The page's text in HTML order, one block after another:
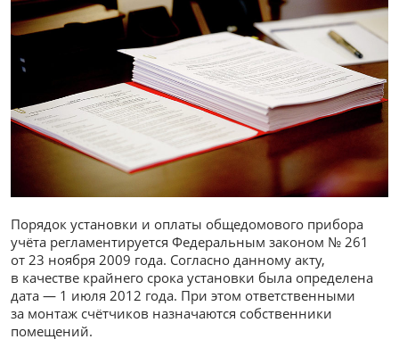
Порядок установки и оплаты общедомового прибора
учёта регламентируется Федеральным законом № 261
от 23 ноября 2009 года. Согласно данному акту,
в качестве крайнего срока установки была определена
дата — 1 июля 2012 года. При этом ответственными
за монтаж счётчиков назначаются собственники
помещений.